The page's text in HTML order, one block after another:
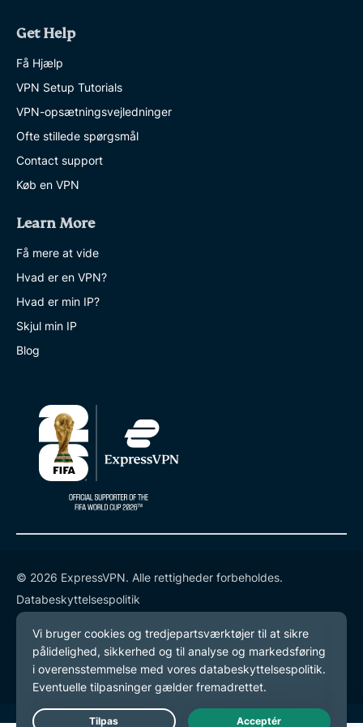
Get Help
Få Hjælp
VPN Setup Tutorials
VPN-opsætningsvejledninger
Ofte stillede spørgsmål
Contact support
Køb en VPN
Learn More
Få mere at vide
Hvad er en VPN?
Hvad er min IP?
Skjul min IP
Blog
© 2026 ExpressVPN. Alle rettigheder forbeholdes.
Databeskyttelsespolitik
Tjenestevilkår
Cookie-præferencer